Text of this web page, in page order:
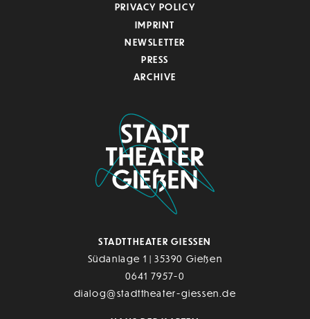
PRIVACY POLICY
IMPRINT
NEWSLETTER
PRESS
ARCHIVE
STADTTHEATER GIESSEN
Südanlage 1 | 35390 Gießen
0641 7957-0
dialog@stadttheater-giessen.de